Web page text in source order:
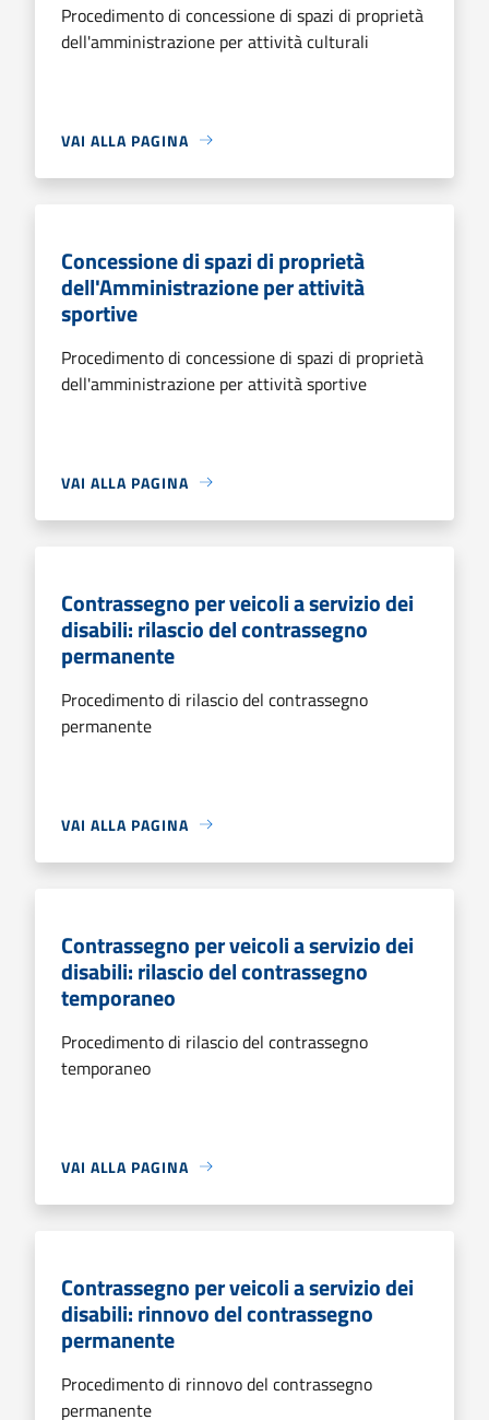
Procedimento di concessione di spazi di proprietà
dell'amministrazione per attività culturali
VAI ALLA PAGINA
Concessione di spazi di proprietà
dell'Amministrazione per attività
sportive
Procedimento di concessione di spazi di proprietà
dell'amministrazione per attività sportive
VAI ALLA PAGINA
Contrassegno per veicoli a servizio dei
disabili: rilascio del contrassegno
permanente
Procedimento di rilascio del contrassegno
permanente
VAI ALLA PAGINA
Contrassegno per veicoli a servizio dei
disabili: rilascio del contrassegno
temporaneo
Procedimento di rilascio del contrassegno
temporaneo
VAI ALLA PAGINA
Contrassegno per veicoli a servizio dei
disabili: rinnovo del contrassegno
permanente
Procedimento di rinnovo del contrassegno
permanente